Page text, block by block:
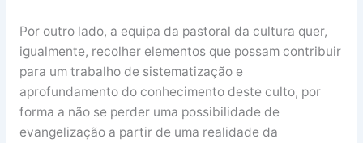
Por outro lado, a equipa da pastoral da cultura quer,
igualmente, recolher elementos que possam contribuir
para um trabalho de sistematização e
aprofundamento do conhecimento deste culto, por
forma a não se perder uma possibilidade de
evangelização a partir de uma realidade da